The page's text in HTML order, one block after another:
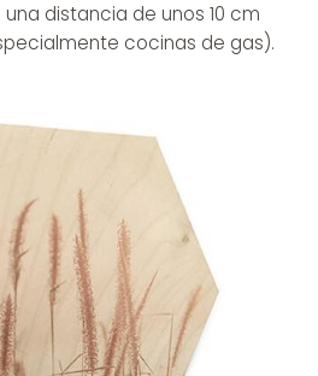
distancia de unos 10 cm
cocinas de gas).